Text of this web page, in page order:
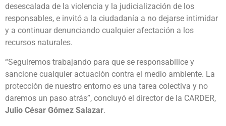
desescalada de la violencia y la judicialización de los
responsables, e invitó a la ciudadanía a no dejarse intimidar
y a continuar denunciando cualquier afectación a los
recursos naturales.
“Seguiremos trabajando para que se responsabilice y
sancione cualquier actuación contra el medio ambiente. La
protección de nuestro entorno es una tarea colectiva y no
daremos un paso atrás”, concluyó el director de la CARDER,
Julio César Gómez Salazar.